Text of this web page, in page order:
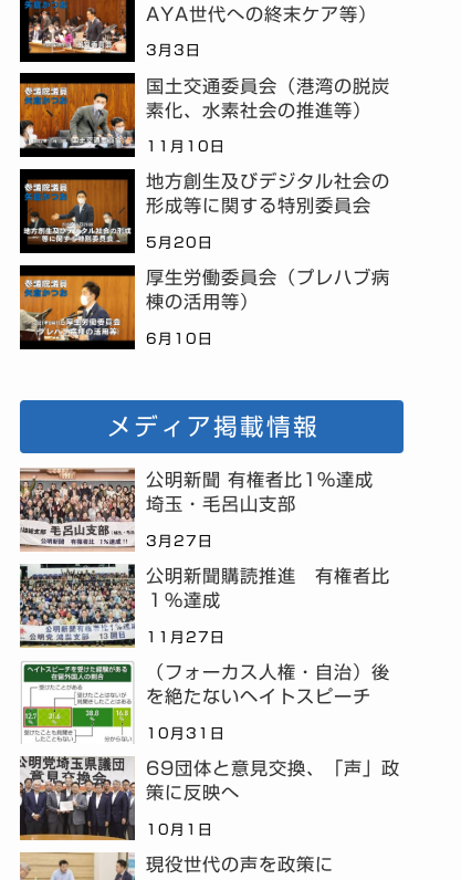
AYA世代への終末ケア等）
3月3日
国土交通委員会（港湾の脱炭
素化、水素社会の推進等）
11月10日
地方創生及びデジタル社会の
形成等に関する特別委員会
5月20日
厚生労働委員会（プレハブ病
棟の活用等）
6月10日
メディア掲載情報
公明新聞 有権者比1%達成
埼玉・毛呂山支部
3月27日
公明新聞購読推進 有権者比
１％達成
11月27日
（フォーカス人権・自治）後
を絶たないヘイトスピーチ
10月31日
69団体と意見交換、「声」政
策に反映へ
10月1日
現役世代の声を政策に